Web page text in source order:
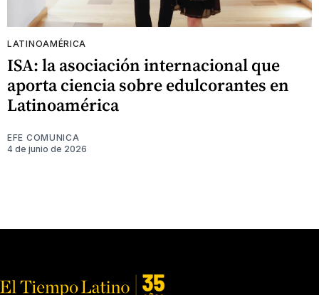
LATINOAMÉRICA
ISA: la asociación internacional que
aporta ciencia sobre edulcorantes en
Latinoamérica
EFE COMUNICA
4 de junio de 2026